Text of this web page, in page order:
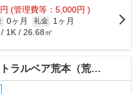
円 (管理費等：5,000円 )
0ヶ月 礼金
1ヶ月
1K / 26.68㎡
ルベア荒本（荒本賃貸）